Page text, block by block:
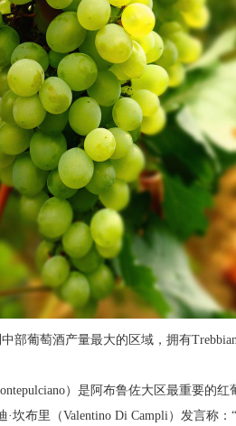
葡萄酒产量最大的区域，拥有
）是阿布鲁佐大区最重要的红
·坎布里（Valentino Di Campli）发言称